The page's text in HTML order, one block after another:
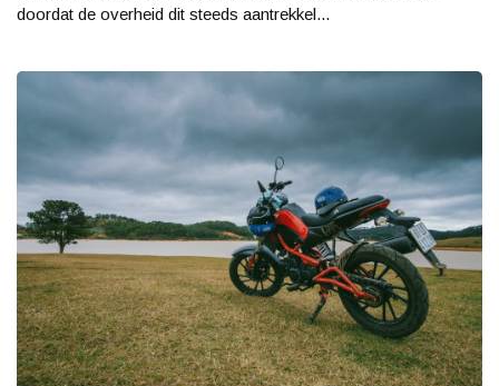
doordat de overheid dit steeds aantrekkel...